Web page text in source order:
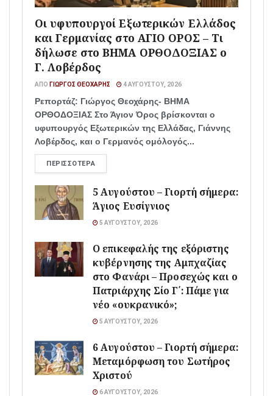
Οι υφυπουργοί Εξωτερικών Ελλάδος
και Γερμανίας στο ΑΓΙΟ ΟΡΟΣ – Τι
δήλωσε στο ΒΗΜΑ ΟΡΘΟΔΟΞΙΑΣ ο
Γ. Λοβέρδος
ΑΠΌ ΓΙΏΡΓΟΣ ΘΕΟΧΆΡΗΣ 4 ΑΥΓΟΎΣΤΟΥ, 2026
Ρεπορτάζ: Γιώργος Θεοχάρης- ΒΗΜΑ
ΟΡΘΟΔΟΞΙΑΣ Στο Άγιον Όρος βρίσκονται ο
υφυπουργός Εξωτερικών της Ελλάδας, Γιάννης
Λοβέρδος, και ο Γερμανός ομόλογός...
ΠΕΡΙΣΣΌΤΕΡΑ
5 Αυγούστου – Γιορτή σήμερα:
Άγιος Ευσίγνιος
5 ΑΥΓΟΎΣΤΟΥ, 2026
Ο επικεφαλής της εξόριστης
κυβέρνησης της Αμπχαζίας
στο Φανάρι – Προσεχώς και ο
Πατριάρχης Σίο Γ΄: Πάμε για
νέο «ουκρανικό»;
5 ΑΥΓΟΎΣΤΟΥ, 2026
6 Αυγούστου – Γιορτή σήμερα:
Μεταμόρφωση του Σωτήρος
Χριστού
6 ΑΥΓΟΎΣΤΟΥ, 2026